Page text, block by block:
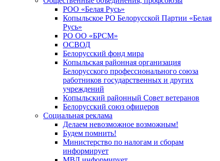
РОО «Белая Русь»
Копыльское РО Белорусской Партии «Белая
Русь»
РО ОО «БРСМ»
ОСВОД
Белорусский фонд мира
Копыльская районная организация
Белорусского профессионального союза
работников государственных и других
учреждений
Копыльский районный Совет ветеранов
Белорусский союз офицеров
Социальная реклама
Делаем невозможное возможным!
Будем помнить!
Министерство по налогам и сборам
информирует